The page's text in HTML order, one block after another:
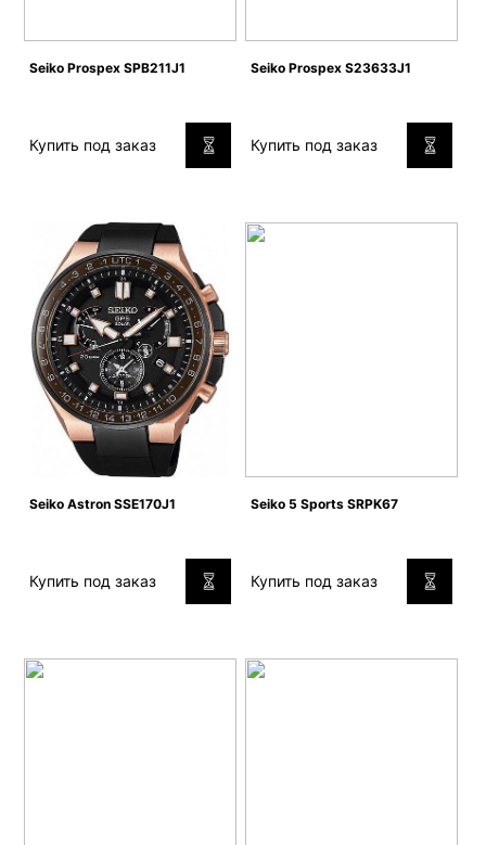
Seiko Prospex SPB211J1
Купить под заказ
Seiko Prospex S23633J1
Купить под заказ
Seiko Astron SSE170J1
Купить под заказ
Seiko 5 Sports SRPK67
Купить под заказ